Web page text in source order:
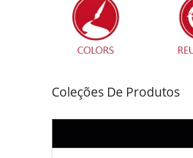
Coleções De Produtos